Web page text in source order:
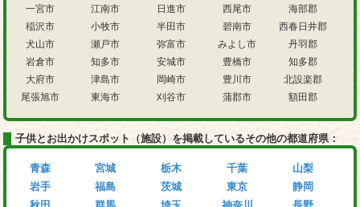
一宮市
稲沢市
犬山市
岩倉市
大府市
尾張旭市
江南市
小牧市
瀬戸市
知多市
津島市
東海市
日進市
半田市
弥富市
安城市
岡崎市
刈谷市
西尾市
碧南市
みよし市
豊橋市
豊川市
蒲郡市
海部郡
西春日井郡
丹羽郡
知多郡
北設楽郡
額田郡
子供とお出かけスポット（施設）を掲載しているその他の都道府県：
青森
岩手
宮城
福島
栃木
茨城
千葉
東京
山梨
静岡